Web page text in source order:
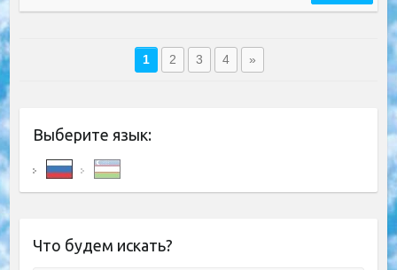
1 2 3 4 »
Выберите язык:
Что будем искать?